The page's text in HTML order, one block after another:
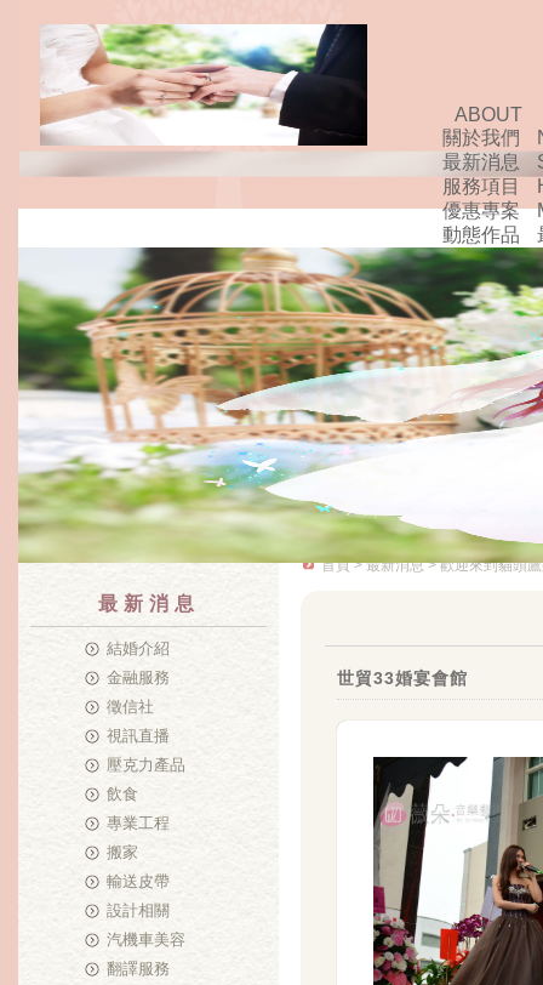
ABOUT
關於我們
最新消息
服務項目
優惠專案
動態作品
最新消息
結婚介紹
金融服務
徵信社
視訊直播
壓克力產品
飲食
專業工程
搬家
輸送皮帶
設計相關
汽機車美容
翻譯服務
首頁>最新消息> 歡迎來到貓頭
世貿33婚宴會館